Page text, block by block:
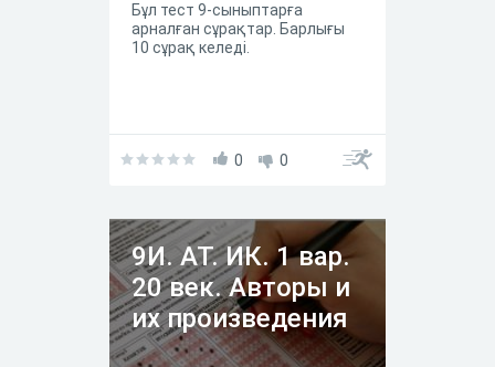
Бұл тест 9-сыныптарға
арналған сұрақтар. Барлығы
10 сұрақ келеді.
0 0
9И. АТ. ИК. 1 вар.
20 век. Авторы и
их произведения